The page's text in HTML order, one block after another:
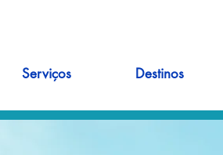
Serviços Destinos